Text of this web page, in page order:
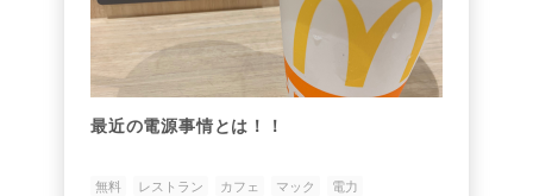
最近の電源事情とは！！
無料 レストラン カフェ マック 電力